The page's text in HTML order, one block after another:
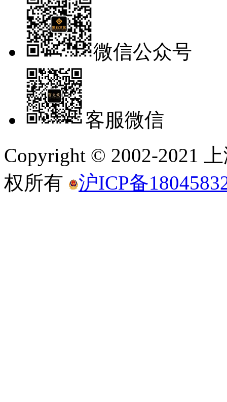
微信公众号
客服微信
Copyright © 2002-2021
权所有
沪ICP备